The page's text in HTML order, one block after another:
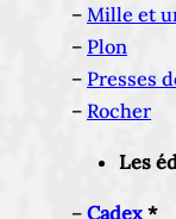
– Mille et
– Plon
– Presses
– Rocher
Les
– Cadex*